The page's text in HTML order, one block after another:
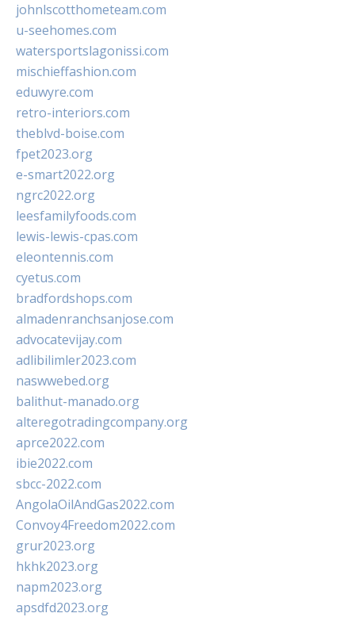
johnlscotthometeam.com
u-seehomes.com
watersportslagonissi.com
mischieffashion.com
eduwyre.com
retro-interiors.com
theblvd-boise.com
fpet2023.org
e-smart2022.org
ngrc2022.org
leesfamilyfoods.com
lewis-lewis-cpas.com
eleontennis.com
cyetus.com
bradfordshops.com
almadenranchsanjose.com
advocatevijay.com
adlibilimler2023.com
naswwebed.org
balithut-manado.org
alteregotradingcompany.org
aprce2022.com
ibie2022.com
sbcc-2022.com
AngolaOilAndGas2022.com
Convoy4Freedom2022.com
grur2023.org
hkhk2023.org
napm2023.org
apsdfd2023.org